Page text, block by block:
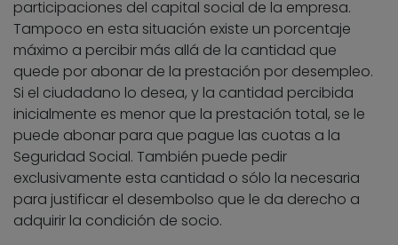
participaciones del capital social de la empresa.
Tampoco en esta situación existe un porcentaje
máximo a percibir más allá de la cantidad que
quede por abonar de la prestación por desempleo.
Si el ciudadano lo desea, y la cantidad percibida
inicialmente es menor que la prestación total, se le
puede abonar para que pague las cuotas a la
Seguridad Social. También puede pedir
exclusivamente esta cantidad o sólo la necesaria
para justificar el desembolso que le da derecho a
adquirir la condición de socio.